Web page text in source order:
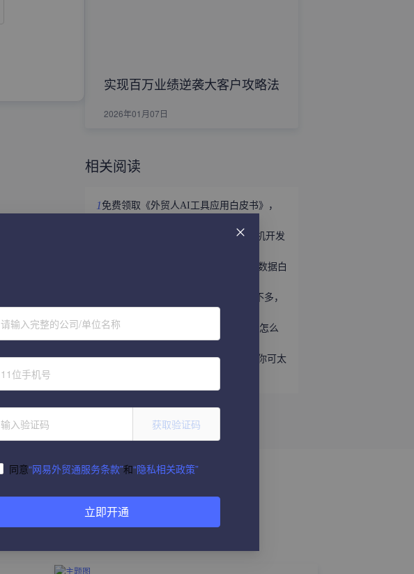
实现百万业绩逆袭大客户攻略法
2026年01月07日
相关阅读
1 免费领取《外贸人AI工具应用白皮书》，
立即领取 | 手握这份《世界产业带商机开发
外贸获客难？免费领取《2026年海关数据白
趁着用YouTube开发外贸客户的人还不多，
5听说WhatsApp做外贸很猛？让我看看怎么
个事儿...
6做外贸还不会给国外客户打电话？那你可太
请输入完整的公司/单位名称
获取验证码
同意“网易外贸通服务条款”和“隐私相关政策”
立即开通